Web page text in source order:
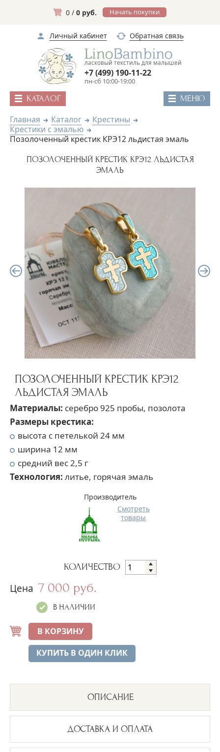
0 / 0 руб. Начать покупки
Личный кабинет Обратная связь
ласковый текстиль для малышей
пн-сб 10:00-19:00
+7 (499) 190-11-22
КАТАЛОГ МЕНЮ
Главная Каталог
Крестины
Крестики с эмалью
Позолоченный крестик КРЭ12 льдистая эмаль
ПОЗОЛОЧЕННЫЙ КРЕСТИК КРЭ12 ЛЬДИСТАЯ
ЭМАЛЬ
ПОЗОЛОЧЕННЫЙ КРЕСТИК КРЭ12
ЛЬДИСТАЯ ЭМАЛЬ
Материалы: серебро 925 пробы, позолота
Размеры крестика:
высота с петелькой 24 мм
ширина 12 мм
средний вес 2,5 г
Технология: литье, горячая эмаль
Производитель
Смотреть
товары
КОЛИЧЕСТВО
Цена 7 000 руб.
В НАЛИЧИИ
В КОРЗИНУ
КУПИТЬ В ОДИН КЛИК
ОПИСАНИЕ
ДОСТАВКА И ОПЛАТА